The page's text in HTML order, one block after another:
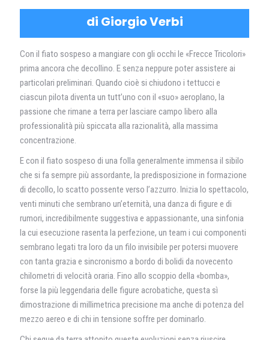
di Giorgio Verbi
Con il fiato sospeso a mangiare con gli occhi le «Frecce Tricolori»
prima ancora che decollino. E senza neppure poter assistere ai
particolari preliminari. Quando cioè si chiudono i tettucci e
ciascun pilota diventa un tutt’uno con il «suo» aeroplano, la
passione che rimane a terra per lasciare campo libero alla
professionalità più spiccata alla razionalità, alla massima
concentrazione.
E con il fiato sospeso di una folla generalmente immensa il sibilo
che si fa sempre più assordante, la predisposizione in formazione
di decollo, lo scatto possente verso l’azzurro. Inizia lo spettacolo,
venti minuti che sembrano un’eternità, una danza di figure e di
rumori, incredibilmente suggestiva e appassionante, una sinfonia
la cui esecuzione rasenta la perfezione, un team i cui componenti
sembrano legati tra loro da un filo invisibile per potersi muovere
con tanta grazia e sincronismo a bordo di bolidi da novecento
chilometri di velocità oraria. Fino allo scoppio della «bomba»,
forse la più leggendaria delle figure acrobatiche, questa sì
dimostrazione di millimetrica precisione ma anche di potenza del
mezzo aereo e di chi in tensione soffre per dominarlo.